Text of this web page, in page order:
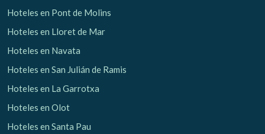
Hoteles en Pont de Molins
Hoteles en Lloret de Mar
Hoteles en Navata
Hoteles en San Julián de Ramis
Hoteles en La Garrotxa
Hoteles en Olot
Hoteles en Santa Pau